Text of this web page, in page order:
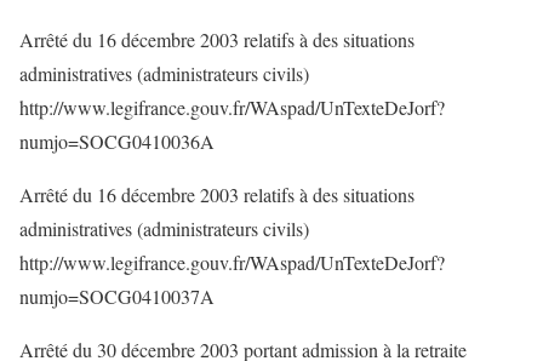
Arrêté du 16 décembre 2003 relatifs à des situations
administratives (administrateurs civils)
http://www.legifrance.gouv.fr/WAspad/UnTexteDeJorf?
numjo=SOCG0410036A
Arrêté du 16 décembre 2003 relatifs à des situations
administratives (administrateurs civils)
http://www.legifrance.gouv.fr/WAspad/UnTexteDeJorf?
numjo=SOCG0410037A
Arrêté du 30 décembre 2003 portant admission à la retraite